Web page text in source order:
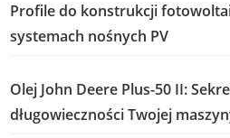
Profile do konstrukcji
systemach nośnych PV
Olej John Deere Plus-50 II:
długowieczności Twojej